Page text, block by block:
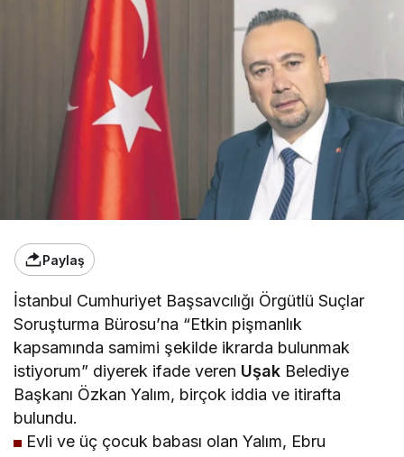
Paylaş
İstanbul Cumhuriyet Başsavcılığı Örgütlü Suçlar
Soruşturma Bürosu’na “Etkin pişmanlık
kapsamında samimi şekilde ikrarda bulunmak
istiyorum” diyerek ifade veren Uşak Belediye
Başkanı Özkan Yalım, birçok iddia ve itirafta
bulundu.
Evli ve üç çocuk babası olan Yalım, Ebru